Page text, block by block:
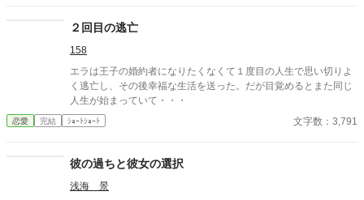
２回目の逃亡
158
エラは王子の婚約者になりたくなくて１度目の人生で思い切りよ
く逃亡し、その後幸福な生活を送った。だが目覚めるとまた同じ
人生が始まっていて・・・
恋愛 完結 ｼｮｰﾄｼｮｰﾄ 文字数：3,791
彼の過ちと彼女の選択
浅海 景